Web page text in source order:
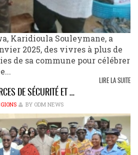
Karidioula Souleymane, a
2025, des vivres à plus de
de sa commune pour célébrer
LIRE LA SUITE
DE SÉCURITÉ ET …
BY ODM NEWS